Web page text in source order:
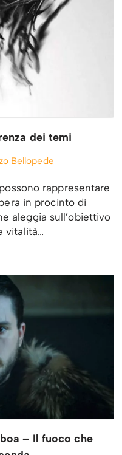
dei temi
Bellopede
rappresentare
in procinto di
aleggia sull’obiettivo
vitalità…
– Il fuoco che